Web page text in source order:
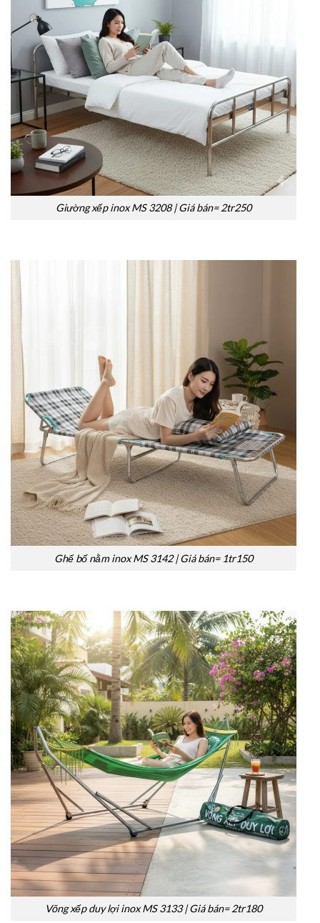
Giường xếp inox MS 3208 | Giá bán= 2tr250
Ghế bố nằm inox MS 3142 | Giá bán= 1tr150
Võng xếp duy lợi inox MS 3133 | Giá bán= 2tr180